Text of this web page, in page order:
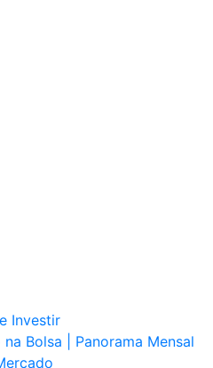
Investir
na Bolsa | Panorama Mensal